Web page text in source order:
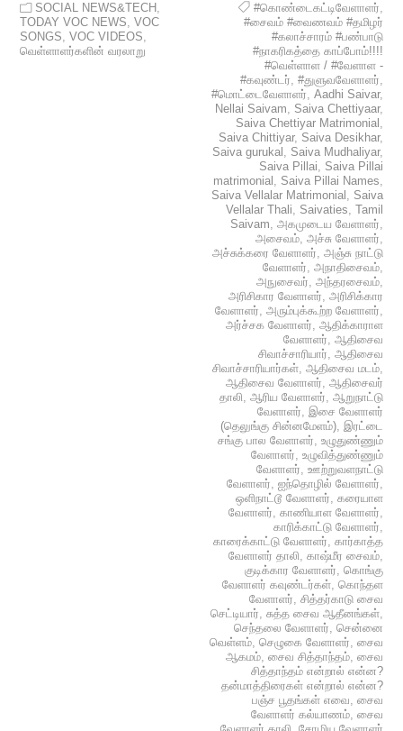
SOCIAL NEWS&TECH ,
TODAY VOC NEWS,VOC
SONGS,VOC VIDEOS,
வெள்ளாளர்களின் வரலாறு
#கொண்டைகட்டிவேளாளர்,
#சைவம் #வைணவம் #தமிழர்
#கலாச்சாரம் #பண்பாடு
#நாகரிகத்தை காப்போம்!!!!
#வெள்ளாள / #வேளாள -
#கவுண்டர், #துளுவவேளாளர்,
#மொட்டைவேளாளர், Aadhi Saivar,
Nellai Saivam, Saiva Chettiyaar,
Saiva Chettiyar Matrimonial ,
Saiva Chittiyar, Saiva Desikhar,
Saiva gurukal , Saiva Mudhaliyar,
Saiva Pillai, Saiva Pillai
matrimonial , Saiva Pillai Names,
Saiva Vellalar Matrimonial , Saiva
Vellalar Thali, Saivaties, Tamil
Saivam, அகமுடைய வேளாளர்,
அசைவம், அச்சு வேளாளர்,
அச்சுக்கரை வேளாளர், அஞ்சு நாட்டு
வேளாளர், அநாதிசைவம்,
அநுசைவர், அந்தரசைவம்,
அரிசிகார வேளாளர், அரிசிக்கார
வேளாளர், அரும்புக்கூற்ற வேளாளர்,
அர்ச்சக வேளாளர், ஆதிக்காராள
வேளாளர், ஆதிசைவ
சிவாச்சாரியார், ஆதிசைவ
சிவாச்சாரியார்கள், ஆதிசைவ மடம்,
ஆதிசைவ வேளாளர், ஆதிசைவர்
தாலி, ஆரிய வேளாளர், ஆறுநாட்டு
வேளாளர், இசை வேளாளர்
(தெலுங்கு சின்னமேளம்), இரட்டை
சங்கு பால வேளாளர், உழுதுண்ணும்
வேளாளர், உழுவித்துண்ணும்
வேளாளர், ஊற்றுவளநாட்டு
வேளாளர், ஐந்தொழில் வேளாளர்,
ஒளிநாட்டூ வேளாளர், கரையாள
வேளாளர், காணியாள வேளாளர்,
காரிக்காட்டு வேளாளர்,
காரைக்காட்டு வேளாளர், கார்காத்த
வேளாளர் தாலி, காஷ்மீர சைவம்,
குடிக்கார வேளாளர், கொங்கு
வேளாளர் கவுண்டர்கள், கொந்தள
வேளாளர், சித்தர்காடு சைவ
செட்டியார், சுத்த சைவ ஆதீனங்கள்,
செந்தலை வேளாளர், சென்னை
வெள்ளம், செழுகை வேளாளர், சைவ
ஆகமம், சைவ சித்தாந்தம், சைவ
சித்தாந்தம் என்றால் என்ன?
தன்மாத்திரைகள் என்றால் என்ன?
பஞ்ச பூதங்கள் எவை, சைவ
வேளாளர் கல்யாணம், சைவ